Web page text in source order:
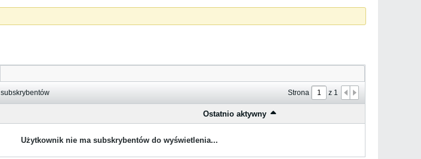
subskrybentów Strona z 1
Ostatnio aktywny
Użytkownik nie ma subskrybentów do wyświetlenia...